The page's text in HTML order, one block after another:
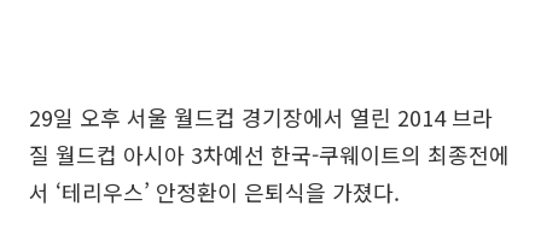
29일 오후 서울 월드컵 경기장에서 열린 2014 브라
질 월드컵 아시아 3차예선 한국-쿠웨이트의 최종전에
서 ‘테리우스’ 안정환이 은퇴식을 가졌다.